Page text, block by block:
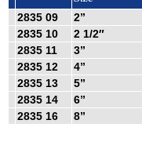
2835 09 2”
2835 10
2 1/2″
2835 11
3”
2835 12
4”
2835 13
5”
2835 14
6”
2835 16
8”